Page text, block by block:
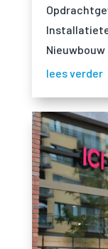
Nieuwbouw
lees verder